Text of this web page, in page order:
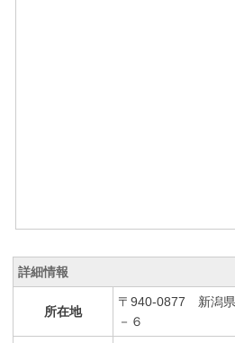
詳細情報
所在地
〒940-0877 新潟県
－６